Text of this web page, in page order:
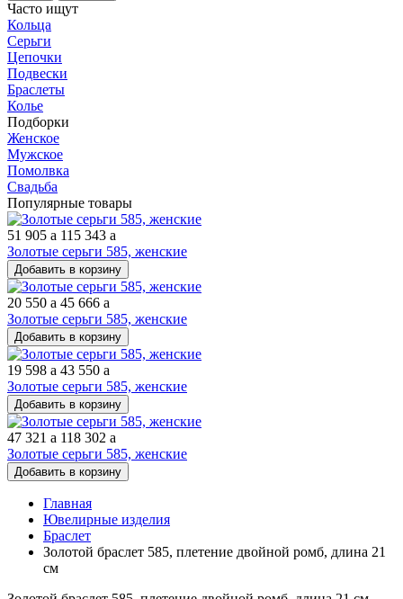
Часто ищут
Кольца
Серьги
Цепочки
Подвески
Браслеты
Колье
Подборки
Женское
Мужское
Помолвка
Свадьба
Популярные товары
51 905 a 115 343 a
Золотые серьги 585, женские
Добавить в корзину
20 550 a 45 666 a
Золотые серьги 585, женские
Добавить в корзину
19 598 a 43 550 a
Золотые серьги 585, женские
Добавить в корзину
47 321 a 118 302 a
Золотые серьги 585, женские
Добавить в корзину
Главная
Ювелирные изделия
Браслет
Золотой браслет 585, плетение двойной ромб, длина 21
см